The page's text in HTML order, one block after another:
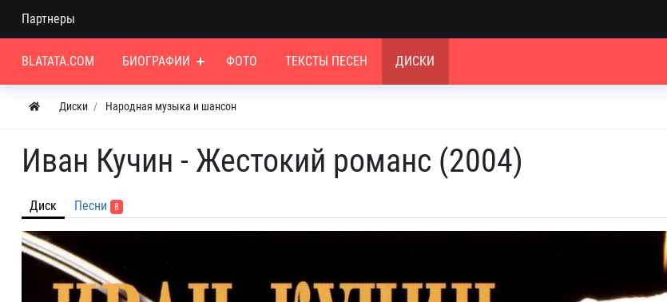
Партнеры
BLATATA.COM БИОГРАФИИ ФОТО ТЕКСТЫ ПЕСЕН ДИСКИ
Диски Народная музыка и шансон
Иван Кучин - Жестокий романс (2004)
Диск Песни 8